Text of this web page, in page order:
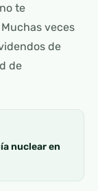
te
veces
de
de
nuclear en